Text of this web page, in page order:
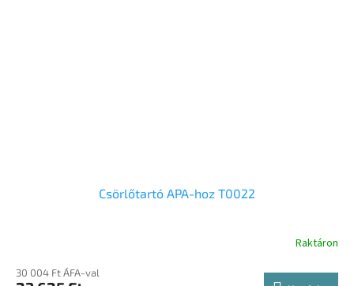
Csörlőtartó APA-hoz T0022
Raktáron
30 004 Ft ÁFA-val